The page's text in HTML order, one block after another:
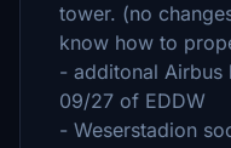
tower. (no
know how to
- additonal
09/27 of EDDW
- Weserstadion